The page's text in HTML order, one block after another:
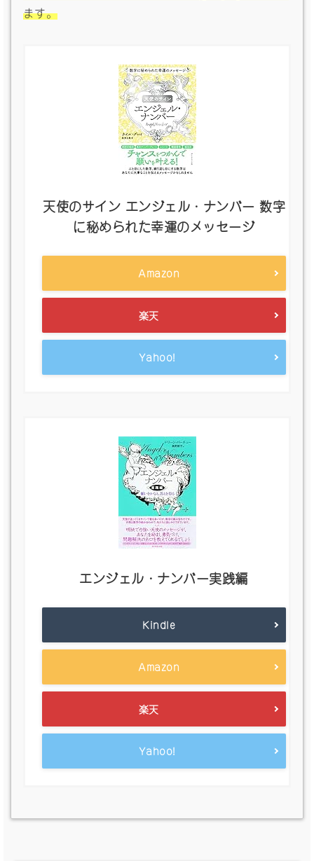
ます。
天使のサイン エンジェル・ナンバー 数字
に秘められた幸運のメッセージ
Amazon
楽天
Yahoo!
エンジェル・ナンバー実践編
Kindle
Amazon
楽天
Yahoo!